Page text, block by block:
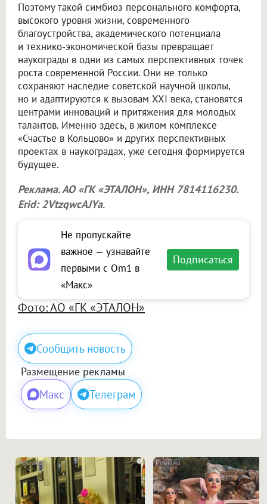
Поэтому такой симбиоз персонального комфорта,
высокого уровня жизни, современного
благоустройства, академического потенциала
и технико-экономической базы превращает
наукограды в одни из самых перспективных точек
роста современной России. Они не только
сохраняют наследие советской научной школы,
но и адаптируются к вызовам XXI века, становятся
центрами инноваций и притяжения для молодых
талантов. Именно здесь, в жилом комплексе
«Счастье в Кольцово» и других перспективных
проектах в наукоградах, уже сегодня формируется
будущее.
Реклама. АО «ГК «ЭТАЛОН», ИНН 7814116230.
Erid: 2VtzqwcAJYa.
Не пропускайте
важное — узнавайте
первыми с Om1 в
«Макс»
Подписаться
Фото: АО «ГК «ЭТАЛОН»
Сообщить новость
Размещение рекламы
Макс Телеграм
i